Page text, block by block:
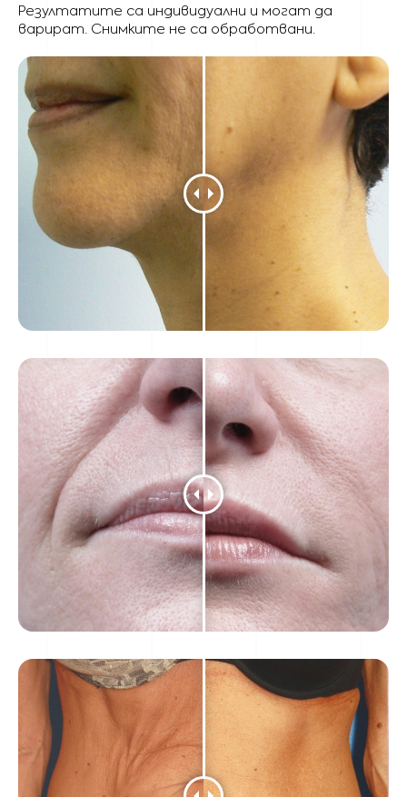
Резултатите са индивидуални и могат да
варират. Снимките не са обработвани.